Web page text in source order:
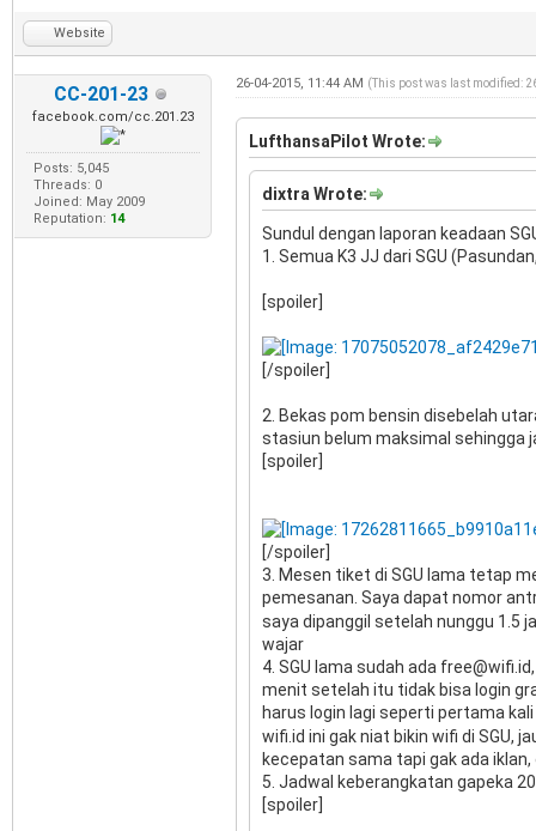
Website
CC-201-23
facebook.com/cc.201.23
Posts: 5,045
Threads: 0
Joined: May 2009
Reputation: 14
26-04-2015, 11:44 AM (This post was last modified:
LufthansaPilot Wrote:
dixtra Wrote:
Sundul dengan laporan keadaan
1. Semua K3 JJ dari SGU
[spoiler]
[/spoiler]
2. Bekas pom bensin disebelah
stasiun belum maksimal sehingga
[spoiler]
[/spoiler]
3. Mesen tiket di SGU lama tetap
pemesanan. Saya dapat nomor
saya dipanggil setelah nunggu 1.5
wajar
4. SGU lama sudah ada
menit setelah itu tidak bisa login
harus login lagi seperti pertama
wifi.id ini gak niat bikin wifi di SGU,
kecepatan sama tapi gak ada
5. Jadwal keberangkatan gapeka
[spoiler]